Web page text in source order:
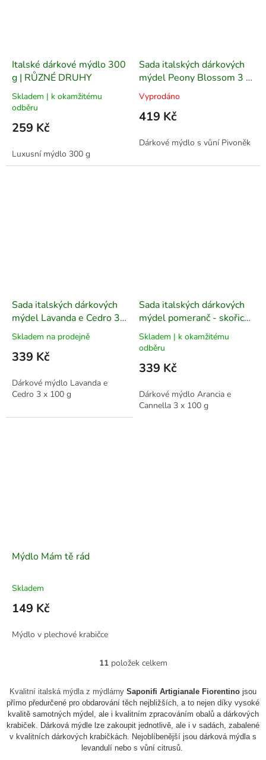
Italské dárkové mýdlo 300
g | RŮZNÉ DRUHY
Skladem | k okamžitému
odběru
259 Kč
Luxusní mýdlo 300 g
Sada italských dárkových
mýdel Peony Blossom 3 x
200 g
Vyprodáno
419 Kč
Dárkové mýdlo s vůní Pivoněk
Sada italských dárkových
mýdel Lavanda e Cedro 3 x
100 g
Skladem na prodejně
339 Kč
Dárkové mýdlo Lavanda e
Cedro 3 x 100 g
Sada italských dárkových
mýdel pomeranč - skořice
3 x 100 g
Skladem | k okamžitému
odběru
339 Kč
Dárkové mýdlo Arancia e
Cannella 3 x 100 g
Mýdlo Mám tě rád
Skladem
149 Kč
Mýdlo v plechové krabičce
O
l
á
d
a
c
í
11položek celkem
Kvalitní italská mýdla z mýdlárny Saponifi Artigianale Fiorentino jsou
přímo předurčené pro obdarování těch nejbližších, a to nejen díky vysoké
kvalitě samotných mýdel, ale i kvalitním zpracováním obalů a dárkových
krabiček. Dárková mýdle lze zakoupit jednotlivě, ale i v sadách, zabalené
v kvalitních dárkových krabičkách. Nejoblíbenější jsou dárková mýdla s
levandulí nebo s vůní citrusů.